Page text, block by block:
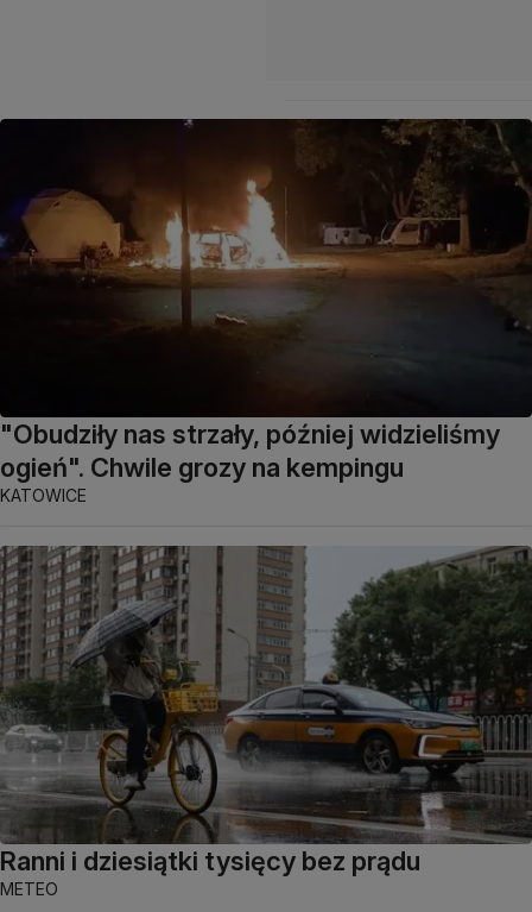
"Obudziły nas strzały, później widzieliśmy
ogień". Chwile grozy na kempingu
KATOWICE
Ranni i dziesiątki tysięcy bez prądu
METEO